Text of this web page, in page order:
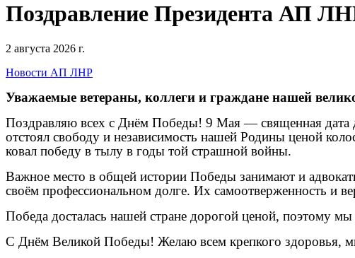
Поздравление Президента АП
2 августа 2026 г.
Новости АП ЛНР
Уважаемые ветераны, коллеги и граждане нашей
Поздравляю всех с Днём Победы! 9 Мая — священная дата
отстоял свободу и независимость нашей Родины ценой
ковал победу в тылу в годы той страшной войны.
Важное место в общей истории Победы занимают и
своём профессиональном долге. Их самоотверженность и
Победа досталась нашей стране дорогой ценой, поэтому
С Днём Великой Победы! Желаю всем крепкого здоровья,